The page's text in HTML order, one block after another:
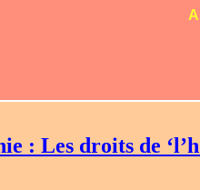
: Les droits de